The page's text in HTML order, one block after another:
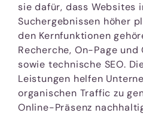
sie dafür, dass Websites
Suchergebnissen höher
den Kernfunktionen
Recherche, On-Page
sowie technische SEO.
Leistungen helfen
organischen Traffic zu
Online-Präsenz